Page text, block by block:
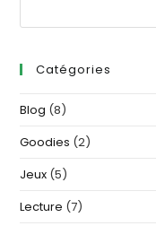
Catégories
Blog (8)
Goodies (2)
Jeux (5)
Lecture (7)